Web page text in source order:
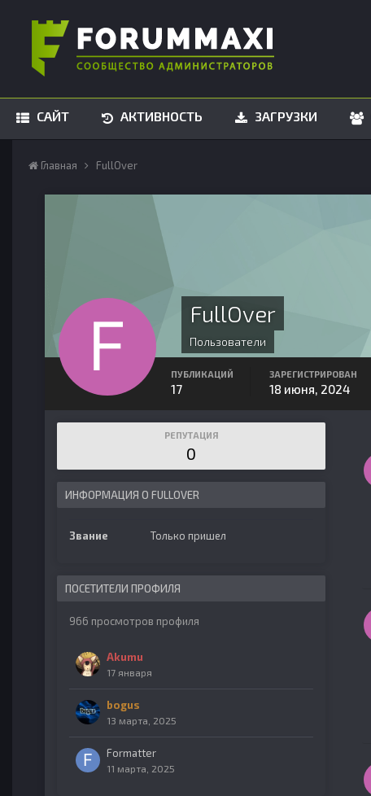
САЙТ АКТИВНОСТЬ ЗАГРУЗКИ
Главная FullOver
FullOver
Пользователи
ПУБЛИКАЦИЙ
17
ЗАРЕГИСТРИРОВАН
18 июня, 2024
РЕПУТАЦИЯ
0
ИНФОРМАЦИЯ О FULLOVER
Звание Только пришел
ПОСЕТИТЕЛИ ПРОФИЛЯ
966 просмотров профиля
Akumu
17 января
bogus
13 марта, 2025
Formatter
11 марта, 2025